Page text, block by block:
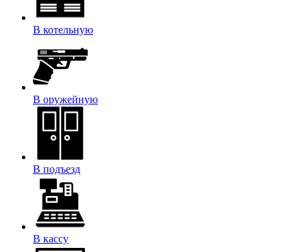
В котельную
В оружейную
В подъезд
В кассу